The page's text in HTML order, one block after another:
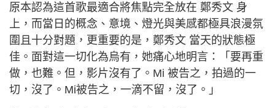
原本認為這首歌最適合將焦點完全放在 鄭秀文 身
上，而當日的概念、意境、燈光與美感都極具浪漫氛
圍且十分對題，更重要的是，鄭秀文 當天的狀態極
佳。面對這一切化為烏有，她痛心地明言：「要再重
做，也難。但，影片沒有了。Mi 被告之，拍過的一
切，沒了。Mi被告之，一滴不留，沒了。」